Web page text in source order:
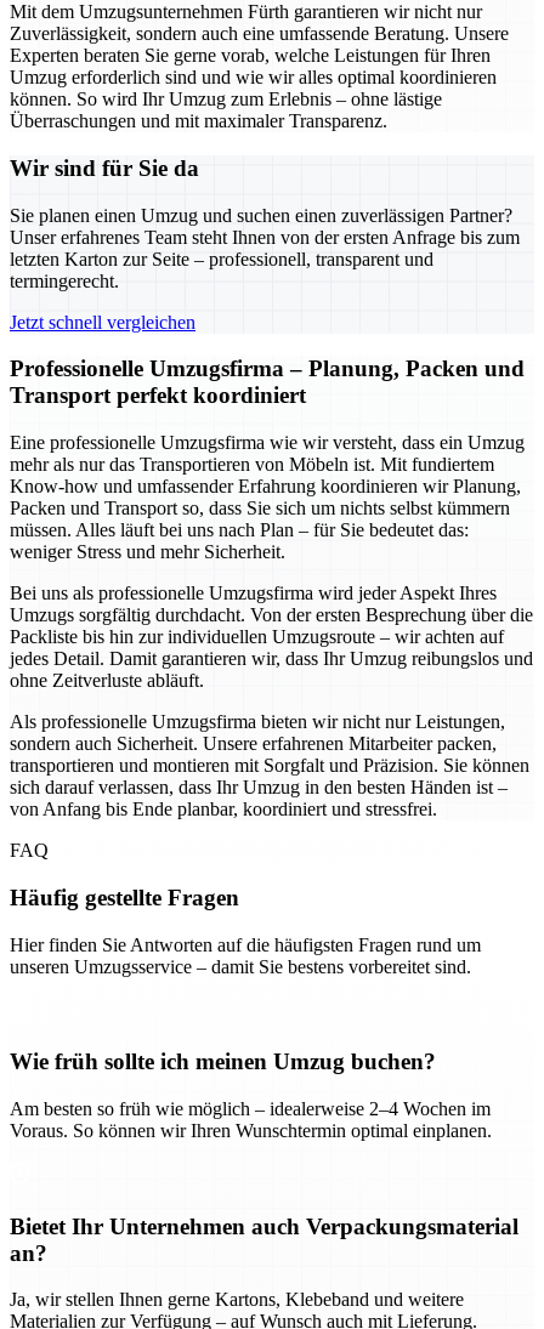
Mit dem Umzugsunternehmen Fürth garantieren wir nicht nur
Zuverlässigkeit, sondern auch eine umfassende Beratung. Unsere
Experten beraten Sie gerne vorab, welche Leistungen für Ihren
Umzug erforderlich sind und wie wir alles optimal koordinieren
können. So wird Ihr Umzug zum Erlebnis – ohne lästige
Überraschungen und mit maximaler Transparenz.
Wir sind für Sie da
Sie planen einen Umzug und suchen einen zuverlässigen Partner?
Unser erfahrenes Team steht Ihnen von der ersten Anfrage bis zum
letzten Karton zur Seite – professionell, transparent und
termingerecht.
Jetzt schnell vergleichen
Professionelle Umzugsfirma – Planung, Packen und
Transport perfekt koordiniert
Eine professionelle Umzugsfirma wie wir versteht, dass ein Umzug
mehr als nur das Transportieren von Möbeln ist. Mit fundiertem
Know-how und umfassender Erfahrung koordinieren wir Planung,
Packen und Transport so, dass Sie sich um nichts selbst kümmern
müssen. Alles läuft bei uns nach Plan – für Sie bedeutet das:
weniger Stress und mehr Sicherheit.
Bei uns als professionelle Umzugsfirma wird jeder Aspekt Ihres
Umzugs sorgfältig durchdacht. Von der ersten Besprechung über die
Packliste bis hin zur individuellen Umzugsroute – wir achten auf
jedes Detail. Damit garantieren wir, dass Ihr Umzug reibungslos und
ohne Zeitverluste abläuft.
Als professionelle Umzugsfirma bieten wir nicht nur Leistungen,
sondern auch Sicherheit. Unsere erfahrenen Mitarbeiter packen,
transportieren und montieren mit Sorgfalt und Präzision. Sie können
sich darauf verlassen, dass Ihr Umzug in den besten Händen ist –
von Anfang bis Ende planbar, koordiniert und stressfrei.
FAQ
Häufig gestellte Fragen
Hier finden Sie Antworten auf die häufigsten Fragen rund um
unseren Umzugsservice – damit Sie bestens vorbereitet sind.
Wie früh sollte ich meinen Umzug buchen?
Am besten so früh wie möglich – idealerweise 2–4 Wochen im
Voraus. So können wir Ihren Wunschtermin optimal einplanen.
Bietet Ihr Unternehmen auch Verpackungsmaterial
an?
Ja, wir stellen Ihnen gerne Kartons, Klebeband und weitere
Materialien zur Verfügung – auf Wunsch auch mit Lieferung.